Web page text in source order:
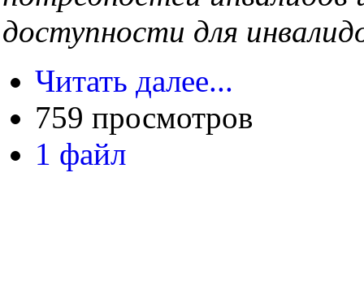
доступности для
Читать далее...
759 просмотров
1 файл